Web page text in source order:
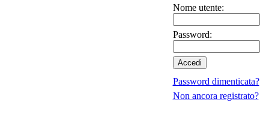
Nome utente:
Password:
Password dimenticata?
Non ancora registrato?